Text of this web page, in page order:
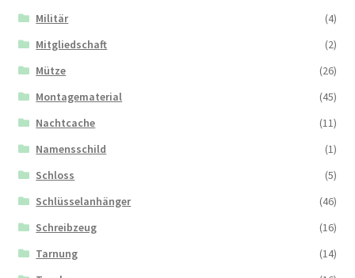
Militär
(4)
Mitgliedschaft
(2)
Mütze
(26)
Montagematerial
(45)
Nachtcache
(11)
Namensschild
(1)
Schloss
(5)
Schlüsselanhänger
(46)
Schreibzeug
(16)
Tarnung
(14)